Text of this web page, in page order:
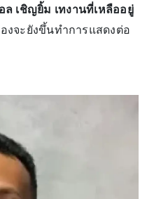
เชิญยิ้ม เทงานที่เหลืออยู่
องจะยังขึ้นทำการแสดงต่อ